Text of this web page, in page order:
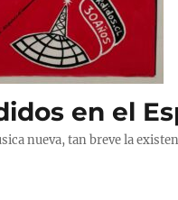
en el
nueva, tan breve la